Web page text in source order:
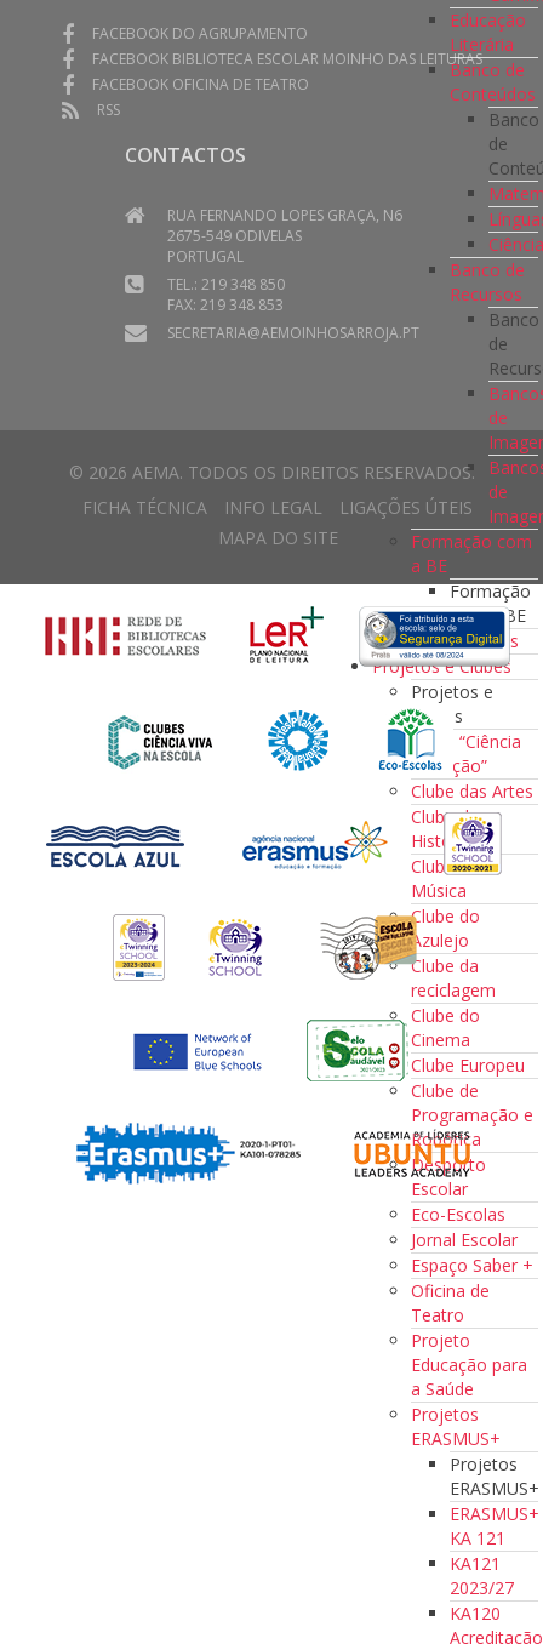
Educação
Literária
Banco de
Conteúdos
Banco
de
Banco de
Recursos
Banco
de
de
de
Formação com
a BE
Formação
com a BE
Tutoriais
Projetos e Clubes
Projetos e
Clubes
Clube “Ciência
em Ação”
Clube das Artes
Clube da
História
Clube da
Música
Clube do
Azulejo
Clube da
reciclagem
Clube do
Cinema
Clube Europeu
Clube de
Programação e
Robótica
Desporto
Escolar
Eco-Escolas
Jornal Escolar
Espaço Saber +
Oficina de
Teatro
Projeto
Educação para
a Saúde
Projetos
ERASMUS+
Projetos
ERASMUS+
ERASMUS+
KA 121
KA121
2023/27
KA120
Acreditação
FACEBOOK DO AGRUPAMENTO
FACEBOOK BIBLIOTECA ESCOLAR MOINHO DAS LEITURAS
FACEBOOK OFICINA DE TEATRO
RSS
CONTACTOS
RUA FERNANDO LOPES GRAÇA, N6
2675-549 ODIVELAS
PORTUGAL
TEL.: 219 348 850
FAX: 219 348 853
SECRETARIA@AEMOINHOSARROJA.PT
© 2026 AEMA. TODOS OS DIREITOS RESERVADOS.
FICHA TÉCNICA
INFO LEGAL
LIGAÇÕES ÚTEIS
MAPA DO SITE